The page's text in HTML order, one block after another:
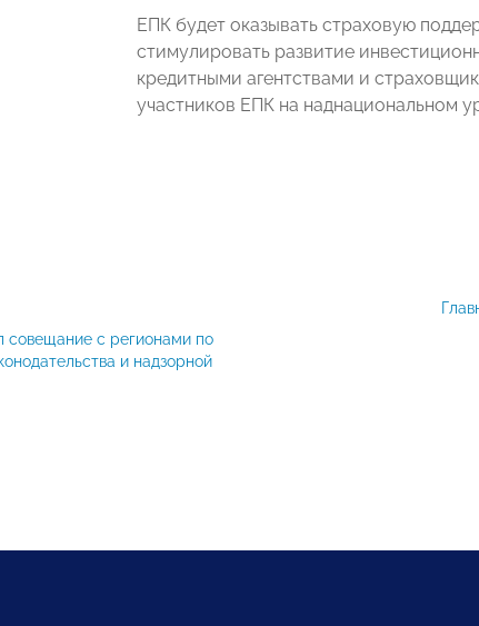
ЕПК будет оказывать страховую
стимулировать развитие
кредитными агентствами и
участников ЕПК на наднациональном
совещание с регионами по
и надзорной